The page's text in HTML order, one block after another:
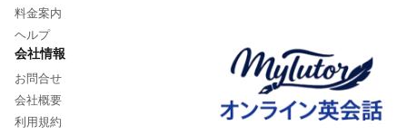
料金案内
ヘルプ
会社情報
お問合せ
会社概要
利用規約